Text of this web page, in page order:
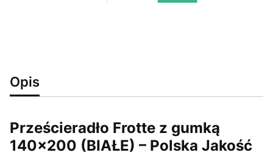
Opis
Prześcieradło Frotte z gumką
140x200 (BIAŁE) – Polska Jakość